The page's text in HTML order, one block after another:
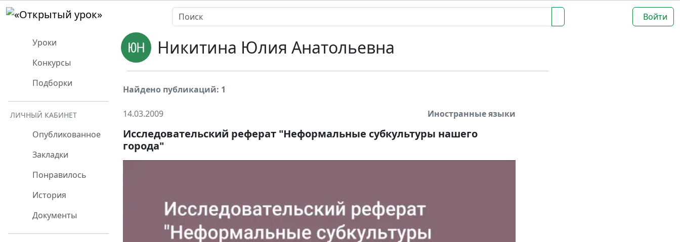
Войти
Уроки
Конкурсы
Подборки
ЛИЧНЫЙ КАБИНЕТ
Опубликованное
Закладки
Понравилось
История
Документы
Никитина Юлия Анатольевна
Найдено публикаций: 1
14.03.2009 Иностранные языки
Исследовательский реферат "Неформальные субкультуры нашего
города"